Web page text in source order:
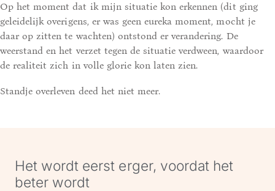
Op het moment dat ik mijn situatie kon erkennen (dit ging
geleidelijk overigens, er was geen eureka moment, mocht je
daar op zitten te wachten) ontstond er verandering. De
weerstand en het verzet tegen de situatie verdween, waardoor
de realiteit zich in volle glorie kon laten zien.
Standje overleven deed het niet meer.
Het wordt eerst erger, voordat het
beter wordt